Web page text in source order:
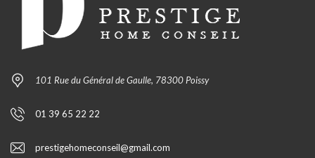
101 Rue du Général de Gaulle, 78300 Poissy
01 39 65 22 22
prestigehomeconseil@gmail.com